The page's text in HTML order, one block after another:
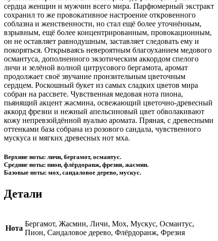
сердца женщин и мужчин всего мира. Парфюмерный экстракт
сохранил то же провокативное настроение откровенного
соблазна и женственности, но стал ещё более уточнённым,
взрывным, ещё более концентрированным, провокационным,
он не оставляет равнодушным, заставляет следовать ему и
покоряться. Открываясь невероятным благоуханием медового
османтуса, дополненного экзотическим аккордом спелого
личи и зелёной волной цитрусового бергамота, аромат
продолжает своё звучание пронзительным цветочным
сердцем. Роскошный букет из самых сладких цветов мира
собран на рассвете. Чувственная медовая нота пиона,
пьянящий акцент жасмина, освежающий цветочно-древесный
аккорд фрезии и нежный апельсиновый цвет обволакивают
кожу непревзойдённой вуалью аромата. Пряная, с древесными
оттенками база собрана из розового сандала, чувственного
мускуса и мягких древесных нот мха.
Верхние ноты: личи, бергамот, османтус.
Средние ноты: пион, флёрдоранж, фрезия, жасмин.
Базовые ноты: мох, сандаловое дерево, мускус.
Детали
Нота
Бергамот, Жасмин, Личи, Мох, Мускус, Османтус,
Пион, Сандаловое дерево, Флёрдоранж, Фрезия